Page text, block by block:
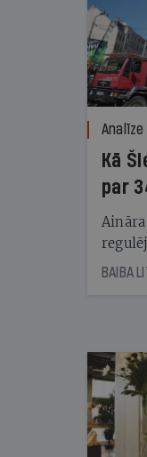
Analīze
Kā
par
starta
BAIBA